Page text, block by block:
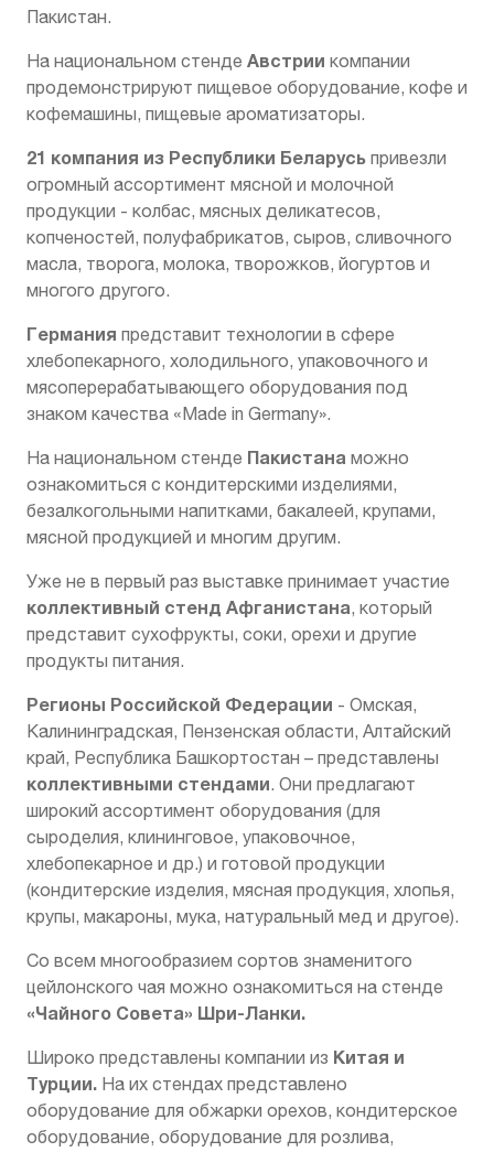
Пакистан.
На национальном стенде Австрии компании
продемонстрируют пищевое оборудование, кофе и
кофемашины, пищевые ароматизаторы.
21 компания из Республики Беларусь привезли
огромный ассортимент мясной и молочной
продукции - колбас, мясных деликатесов,
копченостей, полуфабрикатов, сыров, сливочного
масла, творога, молока, творожков, йогуртов и
многого другого.
Германия представит технологии в сфере
хлебопекарного, холодильного, упаковочного и
мясоперерабатывающего оборудования под
знаком качества «Made in Germany».
На национальном стенде Пакистана можно
ознакомиться с кондитерскими изделиями,
безалкогольными напитками, бакалеей, крупами,
мясной продукцией и многим другим.
Уже не в первый раз выставке принимает участие
коллективный стенд Афганистана, который
представит сухофрукты, соки, орехи и другие
продукты питания.
Регионы Российской Федерации - Омская,
Калининградская, Пензенская области, Алтайский
край, Республика Башкортостан – представлены
коллективными стендами. Они предлагают
широкий ассортимент оборудования (для
сыроделия, клининговое, упаковочное,
хлебопекарное и др.) и готовой продукции
(кондитерские изделия, мясная продукция, хлопья,
крупы, макароны, мука, натуральный мед и другое).
Со всем многообразием сортов знаменитого
цейлонского чая можно ознакомиться на стенде
«Чайного Совета» Шри-Ланки.
Широко представлены компании из Китая и
Турции. На их стендах представлено
оборудование для обжарки орехов, кондитерское
оборудование, оборудование для розлива,